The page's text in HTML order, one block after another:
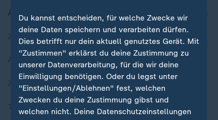
Aktuell bei ZDFheute
Zuletzt veröffentlicht
Aktuelle Sendungs-Videos
ZDFheute Stories
Themen im Überblick
Du kannst entscheiden, für welche Zwecke wir
deine Daten speichern und verarbeiten dürfen.
Dies betrifft nur dein aktuell genutztes Gerät. Mit
"Zustimmen" erklärst du deine Zustimmung zu
unserer Datenverarbeitung, für die wir deine
Einwilligung benötigen. Oder du legst unter
"Einstellungen/Ablehnen" fest, welchen
Zwecken du deine Zustimmung gibst und
welchen nicht. Deine Datenschutzeinstellungen